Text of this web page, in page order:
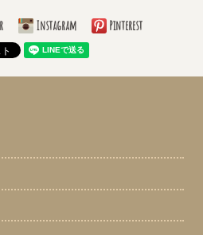
Instagram Pinterest